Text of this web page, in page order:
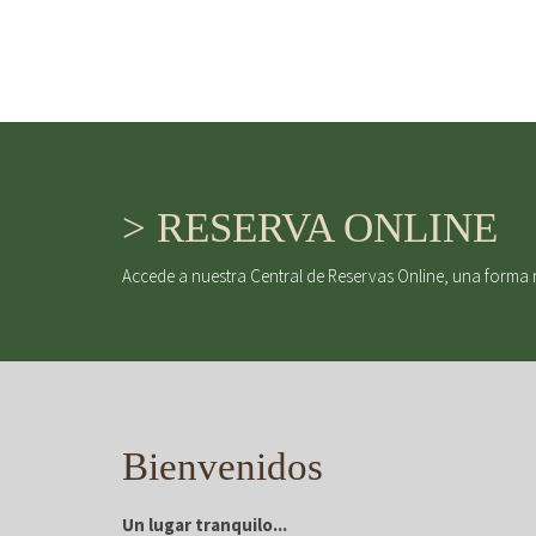
> RESERVA ONLINE
Accede a nuestra Central de Reservas Online, una
Bienvenidos
Un lugar tranquilo...